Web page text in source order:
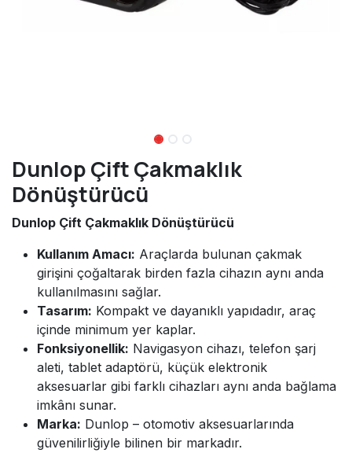
Dunlop Çift Çakmaklık
Dönüştürücü
Dunlop Çift Çakmaklık Dönüştürücü
Kullanım Amacı: Araçlarda bulunan çakmak
girişini çoğaltarak birden fazla cihazın aynı anda
kullanılmasını sağlar.
Tasarım: Kompakt ve dayanıklı yapıdadır, araç
içinde minimum yer kaplar.
Fonksiyonellik: Navigasyon cihazı, telefon şarj
aleti, tablet adaptörü, küçük elektronik
aksesuarlar gibi farklı cihazları aynı anda bağlama
imkânı sunar.
Marka: Dunlop – otomotiv aksesuarlarında
güvenilirliğiyle bilinen bir markadır.